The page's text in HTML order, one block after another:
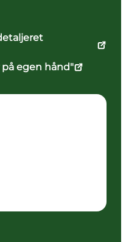
på egen hånd"